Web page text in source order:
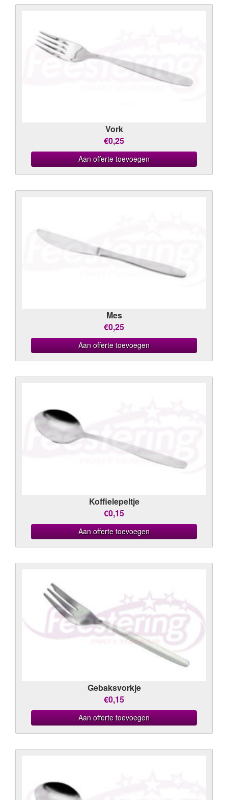
Vork
€0,25
Aan offerte toevoegen
Mes
€0,25
Aan offerte toevoegen
Koffielepeltje
€0,15
Aan offerte toevoegen
Gebaksvorkje
€0,15
Aan offerte toevoegen